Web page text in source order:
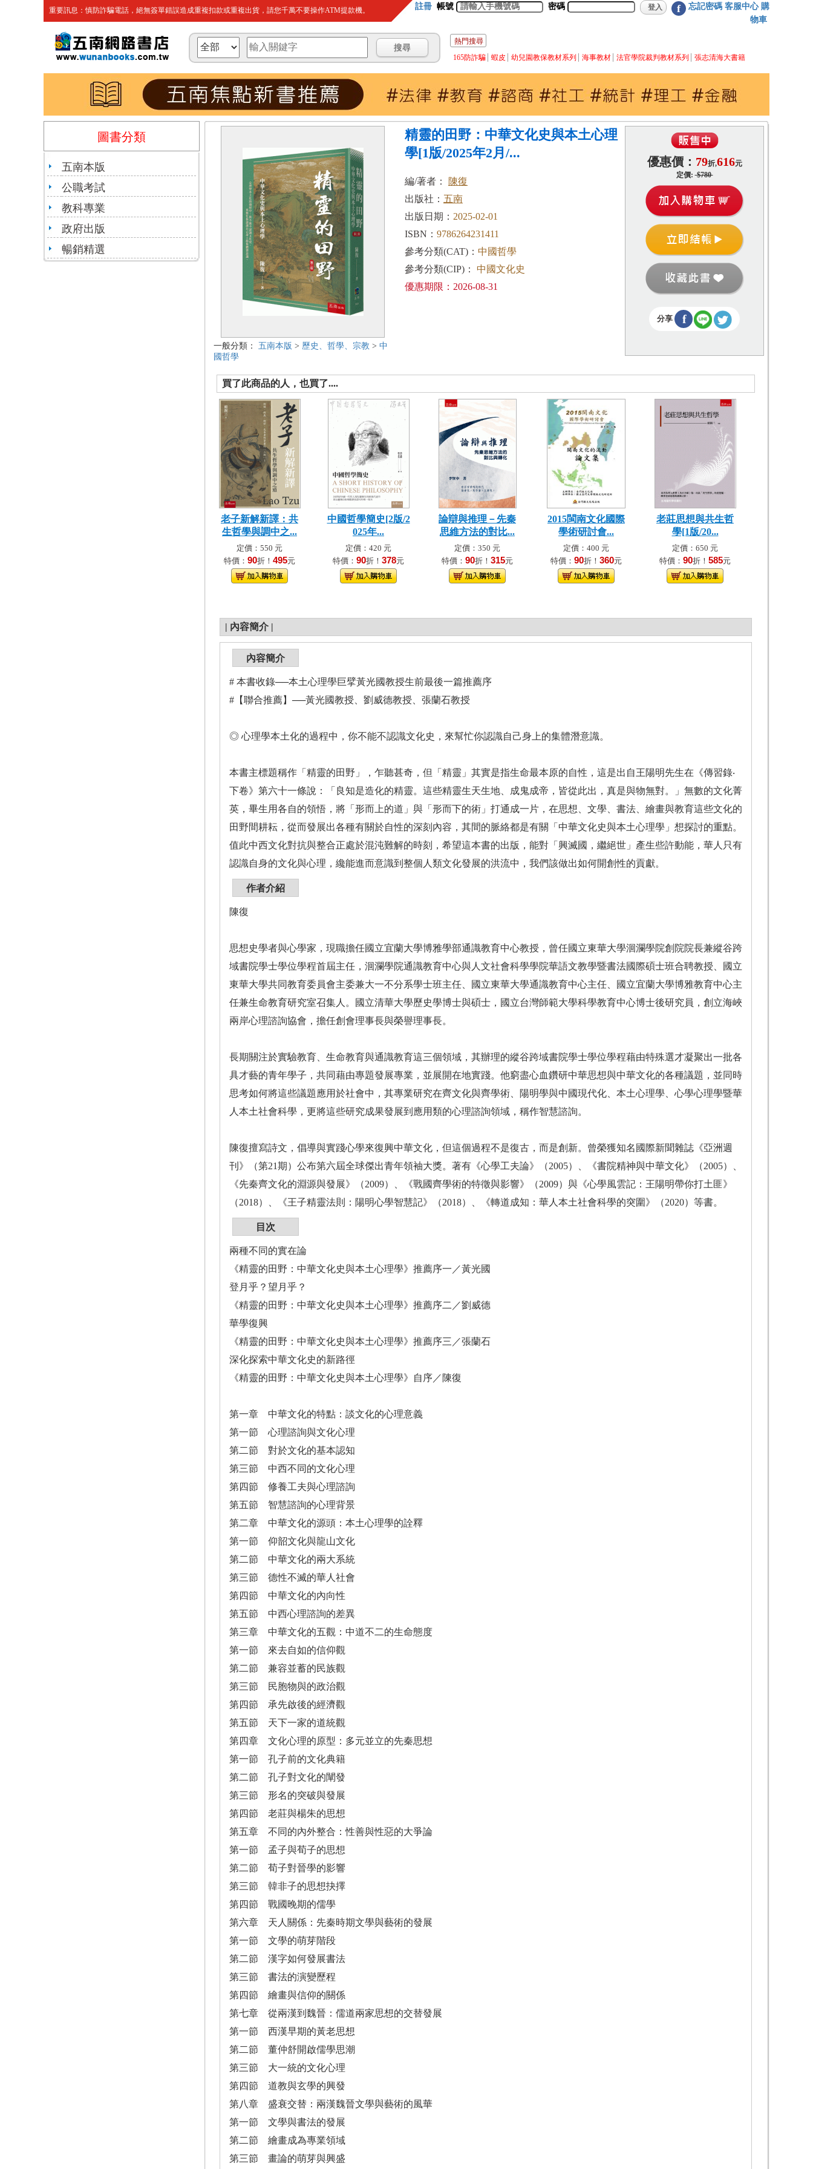
重要訊息：慎防詐騙電話，絕無簽單錯誤造成重複扣款或重複出貨，請您千萬不要操作ATM提款機。 註冊 帳號 密碼 f 忘記密碼 客服中心 購
物車
熱門搜尋
165防詐騙
蝦皮 幼兒園教保教材系列 海事教材 法官學院裁判教材系列 張志清海大書籍
圖書分類
五南本版
公職考試
教科專業
政府出版
暢銷精選
一般分類： 五南本版 > 歷史、哲學、宗教 > 中
國哲學
精靈的田野：中華文化史與本土心理
學[1版/2025年2月/...
編/著者：
陳復
出版社： 五南
出版日期： 2025-02-01
ISBN： 9786264231411
參考分類(CAT)： 中國哲學
參考分類(CIP)：
中國文化史
優惠期限：2026-08-31
優惠價： 79折,616元
定價:$780
分享 f
買了此商品的人，也買了....
老子新解新譯：共
生哲學與調中之...
定價：550 元
特價： 90折！ 495元
中國哲學簡史[2版/2
025年...
定價：420 元
特價： 90折！ 378元
論辯與推理－先秦
思維方法的對比...
定價：350 元
特價： 90折！ 315元
2015閩南文化國際
學術研討會...
定價：400 元
特價： 90折！ 360元
老莊思想與共生哲
學[1版/20...
定價：650 元
特價： 90折！ 585元
| 內容簡介 |
內容簡介
# 本書收錄──本土心理學巨擘黃光國教授生前最後一篇推薦序
#【聯合推薦】──黃光國教授、劉威德教授、張蘭石教授
◎ 心理學本土化的過程中，你不能不認識文化史，來幫忙你認識自己身上的集體潛意識。
本書主標題稱作「精靈的田野」，乍聽甚奇，但「精靈」其實是指生命最本原的自性，這是出自王陽明先生在《傳習錄‧
下卷》第六十一條說：「良知是造化的精靈。這些精靈生天生地、成鬼成帝，皆從此出，真是與物無對。」無數的文化菁
英，畢生用各自的領悟，將「形而上的道」與「形而下的術」打通成一片，在思想、文學、書法、繪畫與教育這些文化的
田野間耕耘，從而發展出各種有關於自性的深刻內容，其間的脈絡都是有關「中華文化史與本土心理學」想探討的重點。
值此中西文化對抗與整合正處於混沌難解的時刻，希望這本書的出版，能對「興滅國，繼絕世」產生些許動能，華人只有
認識自身的文化與心理，纔能進而意識到整個人類文化發展的洪流中，我們該做出如何開創性的貢獻。
作者介紹
陳復
思想史學者與心學家，現職擔任國立宜蘭大學博雅學部通識教育中心教授，曾任國立東華大學洄瀾學院創院院長兼縱谷跨
域書院學士學位學程首屆主任，洄瀾學院通識教育中心與人文社會科學學院華語文教學暨書法國際碩士班合聘教授、國立
東華大學共同教育委員會主委兼大一不分系學士班主任、國立東華大學通識教育中心主任、國立宜蘭大學博雅教育中心主
任兼生命教育研究室召集人。國立清華大學歷史學博士與碩士，國立台灣師範大學科學教育中心博士後研究員，創立海峽
兩岸心理諮詢協會，擔任創會理事長與榮譽理事長。
長期關注於實驗教育、生命教育與通識教育這三個領域，其辦理的縱谷跨域書院學士學位學程藉由特殊選才凝聚出一批各
具才藝的青年學子，共同藉由專題發展專業，並展開在地實踐。他窮盡心血鑽研中華思想與中華文化的各種議題，並同時
思考如何將這些議題應用於社會中，其專業研究在齊文化與齊學術、陽明學與中國現代化、本土心理學、心學心理學暨華
人本土社會科學，更將這些研究成果發展到應用類的心理諮詢領域，稱作智慧諮詢。
陳復擅寫詩文，倡導與實踐心學來復興中華文化，但這個過程不是復古，而是創新。曾榮獲知名國際新聞雜誌《亞洲週
刊》（第21期）公布第六屆全球傑出青年領袖大獎。著有《心學工夫論》（2005）、《書院精神與中華文化》（2005）、
《先秦齊文化的淵源與發展》（2009）、《戰國齊學術的特徵與影響》（2009）與《心學風雲記：王陽明帶你打土匪》
（2018）、《王子精靈法則：陽明心學智慧記》（2018）、《轉道成知：華人本土社會科學的突圍》（2020）等書。
目次
兩種不同的實在論
《精靈的田野：中華文化史與本土心理學》推薦序一／黃光國
登月乎？望月乎？
《精靈的田野：中華文化史與本土心理學》推薦序二／劉威德
華學復興
《精靈的田野：中華文化史與本土心理學》推薦序三／張蘭石
深化探索中華文化史的新路徑
《精靈的田野：中華文化史與本土心理學》自序／陳復
第一章 中華文化的特點：談文化的心理意義
第一節 心理諮詢與文化心理
第二節 對於文化的基本認知
第三節 中西不同的文化心理
第四節 修養工夫與心理諮詢
第五節 智慧諮詢的心理背景
第二章 中華文化的源頭：本土心理學的詮釋
第一節 仰韶文化與龍山文化
第二節 中華文化的兩大系統
第三節 德性不滅的華人社會
第四節 中華文化的內向性
第五節 中西心理諮詢的差異
第三章 中華文化的五觀：中道不二的生命態度
第一節 來去自如的信仰觀
第二節 兼容並蓄的民族觀
第三節 民胞物與的政治觀
第四節 承先啟後的經濟觀
第五節 天下一家的道統觀
第四章 文化心理的原型：多元並立的先秦思想
第一節 孔子前的文化典籍
第二節 孔子對文化的闡發
第三節 形名的突破與發展
第四節 老莊與楊朱的思想
第五章 不同的內外整合：性善與性惡的大爭論
第一節 孟子與荀子的思想
第二節 荀子對晉學的影響
第三節 韓非子的思想抉擇
第四節 戰國晚期的儒學
第六章 天人關係：先秦時期文學與藝術的發展
第一節 文學的萌芽階段
第二節 漢字如何發展書法
第三節 書法的演變歷程
第四節 繪畫與信仰的關係
第七章 從兩漢到魏晉：儒道兩家思想的交替發展
第一節 西漢早期的黃老思想
第二節 董仲舒開啟儒學思潮
第三節 大一統的文化心理
第四節 道教與玄學的興發
第八章 盛衰交替：兩漢魏晉文學與藝術的風華
第一節 文學與書法的發展
第二節 繪畫成為專業領域
第三節 畫論的萌芽與興盛